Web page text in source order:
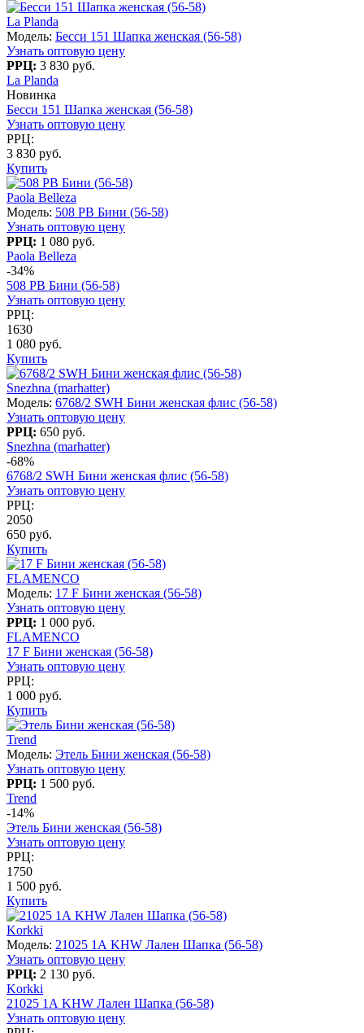
La Planda
Модель: Бесси 151 Шапка женская (56-58)
Узнать оптовую цену
РРЦ: 3 830 руб.
La Planda
Новинка
Бесси 151 Шапка женская (56-58)
Узнать оптовую цену
РРЦ:
3 830 руб.
Купить
Paola Belleza
Модель: 508 PB Бини (56-58)
Узнать оптовую цену
РРЦ: 1 080 руб.
Paola Belleza
-34%
508 PB Бини (56-58)
Узнать оптовую цену
РРЦ:
1630
1 080 руб.
Купить
Snezhna (marhatter)
Модель: 6768/2 SWH Бини женская флис (56-58)
Узнать оптовую цену
РРЦ: 650 руб.
Snezhna (marhatter)
-68%
6768/2 SWH Бини женская флис (56-58)
Узнать оптовую цену
РРЦ:
2050
650 руб.
Купить
FLAMENCO
Модель: 17 F Бини женская (56-58)
Узнать оптовую цену
РРЦ: 1 000 руб.
FLAMENCO
17 F Бини женская (56-58)
Узнать оптовую цену
РРЦ:
1 000 руб.
Купить
Trend
Модель: Этель Бини женская (56-58)
Узнать оптовую цену
РРЦ: 1 500 руб.
Trend
-14%
Этель Бини женская (56-58)
Узнать оптовую цену
РРЦ:
1750
1 500 руб.
Купить
Korkki
Модель: 21025 1А KHW Лален Шапка (56-58)
Узнать оптовую цену
РРЦ: 2 130 руб.
Korkki
21025 1А KHW Лален Шапка (56-58)
Узнать оптовую цену